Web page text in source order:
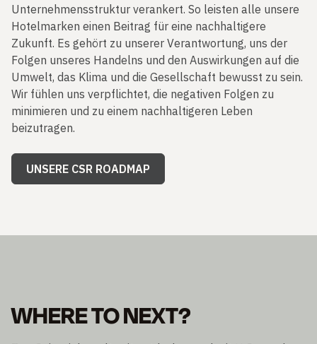
Zukunft. Es gehört zu unserer Verantwortung, uns der
Folgen unseres Handelns und den Auswirkungen auf die
Umwelt, das Klima und die Gesellschaft bewusst zu sein.
Wir fühlen uns verpflichtet, die negativen Folgen zu
minimieren und zu einem nachhaltigeren Leben
beizutragen.
UNSERE CSR ROADMAP
Top-Reiseziele weltweit entdecken und mit H Rewards